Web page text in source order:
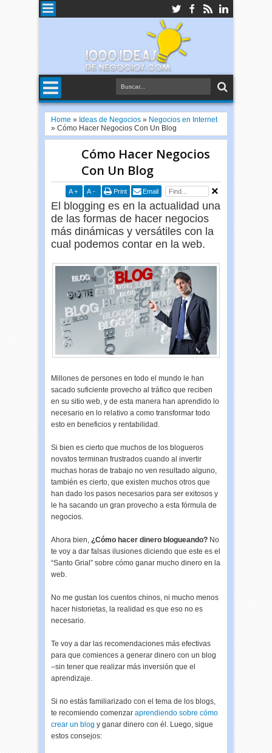
Home » Ideas de Negocios » Negocios en Internet
»Cómo Hacer Negocios Con Un Blog
Cómo Hacer Negocios
Con Un Blog
A + A - Print Email
El blogging es en la actualidad una
de las formas de hacer negocios
más dinámicas y versátiles con la
cual podemos contar en la web.
Millones de persones en todo el mundo le han
sacado suficiente provecho al tráfico que reciben
en su sitio web, y de esta manera han aprendido lo
necesario en lo relativo a como transformar todo
esto en beneficios y rentabilidad.
Si bien es cierto que muchos de los blogueros
novatos terminan frustrados cuando al invertir
muchas horas de trabajo no ven resultado alguno,
también es cierto, que existen muchos otros que
han dado los pasos necesarios para ser exitosos y
le ha sacando un gran provecho a esta fórmula de
negocios.
Ahora bien,¿Cómo hacer dinero blogueando? No
te voy a dar falsas ilusiones diciendo que este es el
“Santo Grial” sobre cómo ganar mucho dinero en la
web.
No me gustan los cuentos chinos, ni mucho menos
hacer historietas, la realidad es que eso no es
necesario.
Te voy a dar las recomendaciones más efectivas
para que comiences a generar dinero con un blog
–sin tener que realizar más inversión que el
aprendizaje.
Si no estás familiarizado con el tema de los blogs,
te recomiendo comenzaraprendiendo sobre cómo
crear un blog y ganar dinero con él. Luego, sigue
estos consejos: